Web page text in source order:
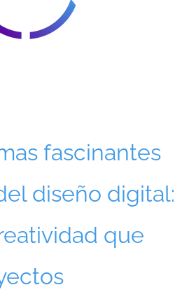
fascinantes
diseño digital:
que